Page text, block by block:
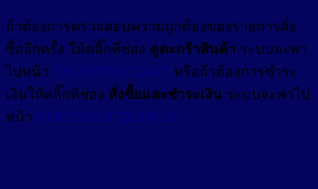
ถ้าต้องการตรวจสอบความถูกต้องของรายการสั่ง
ซื้ออีกครั้ง ให้คลิ๊กที่ช่อง ดูตะกร้าสินค้า ระบบจะพา
ไปหน้า SHOPPING CART หรือถ้าต้องการชำระ
เงินให้คลิ๊กที่ช่อง สั่งซื้อและชำระเงิน ระบบจะพาไป
หน้า CHECKOUT DETAILS